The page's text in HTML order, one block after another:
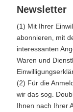
Newsletter
(1) Mit Ihrer
abonnieren, mit
interessanten
Waren und
(2) Für die
wir das sog.
Ihnen nach Ihrer